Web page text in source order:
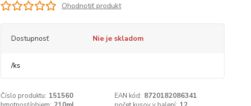
Ohodnotiť produkt
Dostupnosť Nie je skladom
/ks
Číslo produktu: 151560 EAN kód: 8720182086341